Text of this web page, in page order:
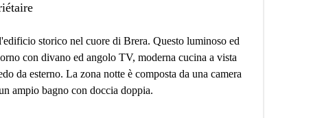
storico nel cuore di Brera. Questo luminoso ed
con divano ed angolo TV, moderna cucina a vista
da esterno. La zona notte è composta da una camera
ampio bagno con doccia doppia.